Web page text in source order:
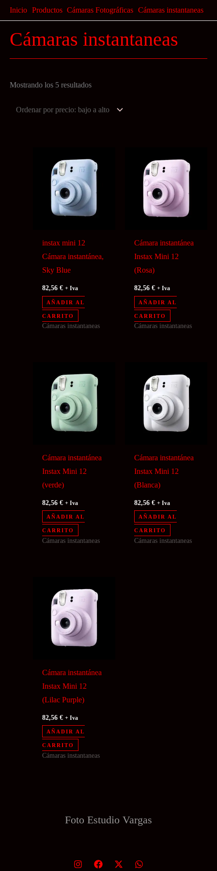
al
contenido
Inicio Productos Cámaras Fotográficas Cámaras instantaneas
Cámaras instantaneas
Mostrando los 5 resultadosOrdenado
precio:
instax mini 12
Cámara instantánea,
Sky Blue
82,56€ + Iva
AÑADIR AL
CARRITO
Cámaras instantaneas
Cámara instantánea
Instax Mini 12
(Rosa)
82,56€ + Iva
AÑADIR AL
CARRITO
Cámaras instantaneas
Cámara instantánea
Instax Mini 12
(verde)
82,56€ + Iva
AÑADIR AL
CARRITO
Cámaras instantaneas
Cámara instantánea
Instax Mini 12
(Blanca)
82,56€ + Iva
AÑADIR AL
CARRITO
Cámaras instantaneas
Cámara instantánea
Instax Mini 12
(Lilac Purple)
82,56€ + Iva
AÑADIR AL
CARRITO
Cámaras instantaneas
Foto Estudio Vargas